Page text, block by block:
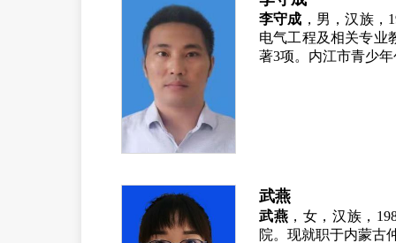
李守成 ，男，汉族，
电气工程及相关专业
著3项。内江市青少
武燕
武燕 ，女，汉族，
院。现就职于内蒙古